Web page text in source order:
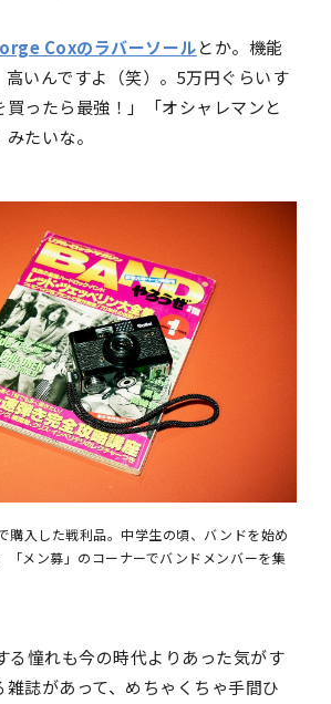
Coxのラバーソールとか。機能
いんですよ（笑）。5万円ぐらいす
ったら最強！」「オシャレマンと
たいな。
購入した戦利品。中学生の頃、バンドを始め
「メン募」のコーナーでバンドメンバーを集
る憧れも今の時代よりあった気がす
誌があって、めちゃくちゃ手間ひ